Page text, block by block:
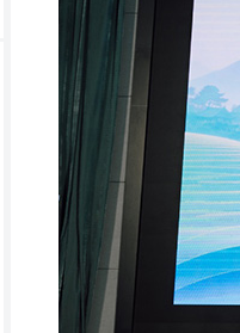
源共建共享合作会议
科研支撑平台
标准化技术委员会
交换与捐赠
互联网信息资源保存与保护